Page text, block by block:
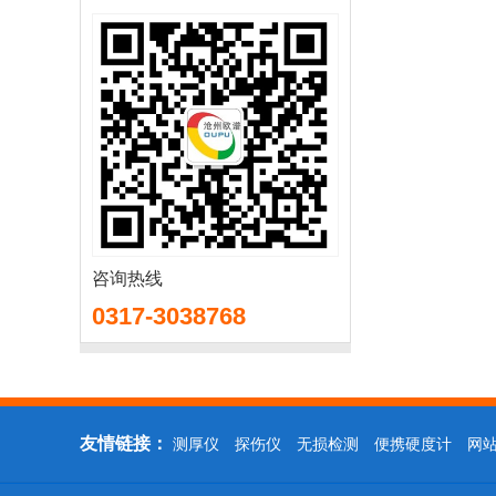
咨询热线
0317-3038768
友情链接： 测厚仪 探伤仪 无损检测 便携硬度计 网